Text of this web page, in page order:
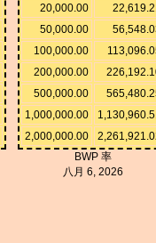
20,000.00
50,000.00
100,000.00
200,000.00
500,000.00
1,000,000.00
2,000,000.00
BWP 率
八月 6, 2026